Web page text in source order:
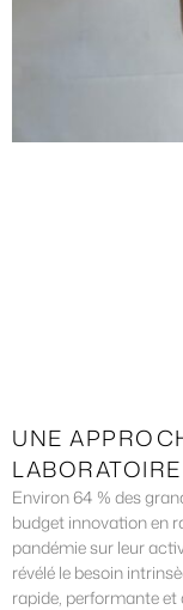
UNE
Environ 64 % des
budget innovation en
pandémie sur leur
révélé le besoin
rapide, performante